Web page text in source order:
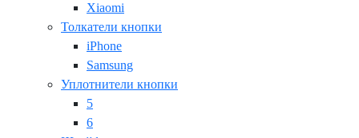
Xiaomi
Толкатели кнопки
iPhone
Samsung
Уплотнители кнопки
5
6